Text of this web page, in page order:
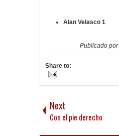
Alan Velasco 1
Publicado por
Share to:
Next
Con el pie derecho